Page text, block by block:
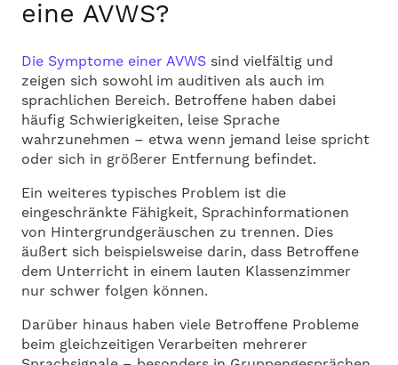
eine AVWS?
Die Symptome einer AVWS sind vielfältig und
zeigen sich sowohl im auditiven als auch im
sprachlichen Bereich. Betroffene haben dabei
häufig Schwierigkeiten, leise Sprache
wahrzunehmen – etwa wenn jemand leise spricht
oder sich in größerer Entfernung befindet.
Ein weiteres typisches Problem ist die
eingeschränkte Fähigkeit, Sprachinformationen
von Hintergrundgeräuschen zu trennen. Dies
äußert sich beispielsweise darin, dass Betroffene
dem Unterricht in einem lauten Klassenzimmer
nur schwer folgen können.
Darüber hinaus haben viele Betroffene Probleme
beim gleichzeitigen Verarbeiten mehrerer